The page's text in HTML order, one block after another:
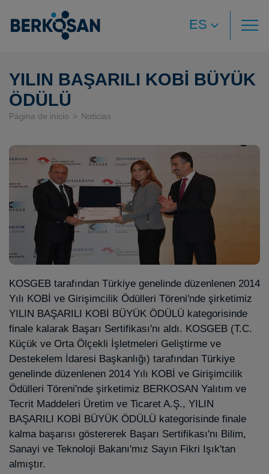
ES
YILIN BAŞARILI KOBİ BÜYÜK
ÖDÜLÜ
Página de inicio Noticias
KOSGEB tarafından Türkiye genelinde düzenlenen 2014
Yılı KOBİ ve Girişimcilik Ödülleri Töreni'nde şirketimiz
YILIN BAŞARILI KOBİ BÜYÜK ÖDÜLÜ kategorisinde
finale kalarak Başarı Sertifikası'nı aldı. KOSGEB (T.C.
Küçük ve Orta Ölçekli İşletmeleri Geliştirme ve
Destekelem İdaresi Başkanlığı) tarafından Türkiye
genelinde düzenlenen 2014 Yılı KOBİ ve Girişimcilik
Ödülleri Töreni'nde şirketimiz BERKOSAN Yalıtım ve
Tecrit Maddeleri Üretim ve Ticaret A.Ş., YILIN
BAŞARILI KOBİ BÜYÜK ÖDÜLÜ kategorisinde finale
kalma başarısı göstererek Başarı Sertifikası'nı Bilim,
Sanayi ve Teknoloji Bakanı'mız Sayın Fikri Işık'tan
almıştır.